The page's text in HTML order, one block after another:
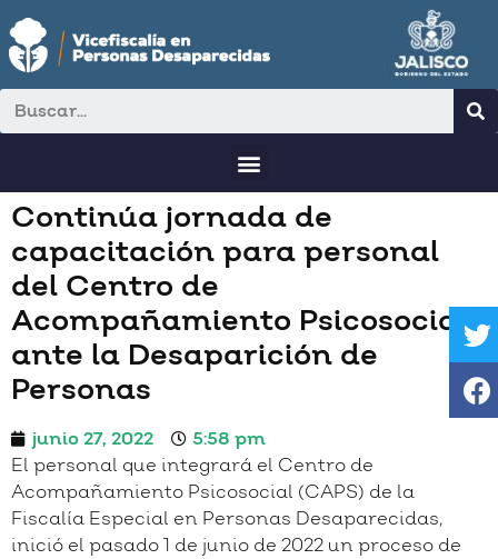
Continúa jornada de
capacitación para personal
del Centro de
Acompañamiento Psicosocial
ante la Desaparición de
Personas
junio 27, 2022
5:58 pm
El personal que integrará el Centro de
Acompañamiento Psicosocial (CAPS) de la
Fiscalía Especial en Personas Desaparecidas,
inició el pasado 1 de junio de 2022 un proceso de